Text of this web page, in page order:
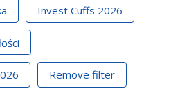
Invest Cuffs 2026
Remove filter